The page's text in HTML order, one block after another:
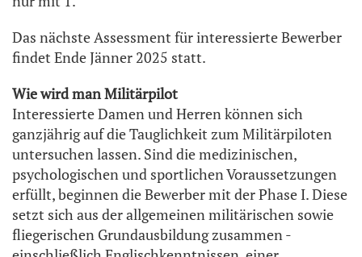
Das nächste Assessment für interessierte Bewerber
findet Ende Jänner 2025 statt.
Wie wird man Militärpilot
Interessierte Damen und Herren können sich
ganzjährig auf die Tauglichkeit zum Militärpiloten
untersuchen lassen. Sind die medizinischen,
psychologischen und sportlichen Voraussetzungen
erfüllt, beginnen die Bewerber mit der Phase I. Diese
setzt sich aus der allgemeinen militärischen sowie
fliegerischen Grundausbildung zusammen -